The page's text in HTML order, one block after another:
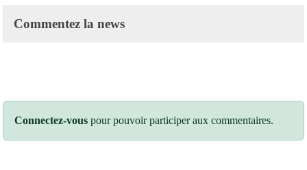
Commentez la news
Connectez-vous pour pouvoir participer aux commentaires.